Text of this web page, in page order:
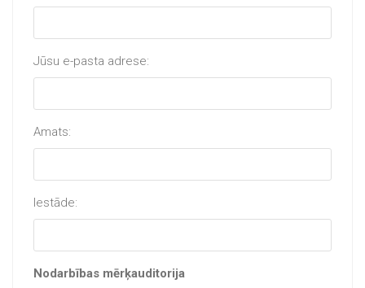
Jūsu e-pasta adrese:
Amats:
Iestāde:
Nodarbības mērķauditorija